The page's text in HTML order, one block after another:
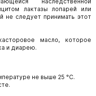
лактазы лопарей или
не следует принимать этот
масло, которое
и диарею.
не выше 25 °С.